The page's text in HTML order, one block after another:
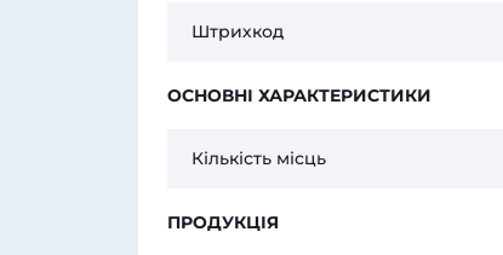
Штрихкод
ОСНОВНІ ХАРАКТЕРИСТИКИ
Кількість місць
ПРОДУКЦІЯ